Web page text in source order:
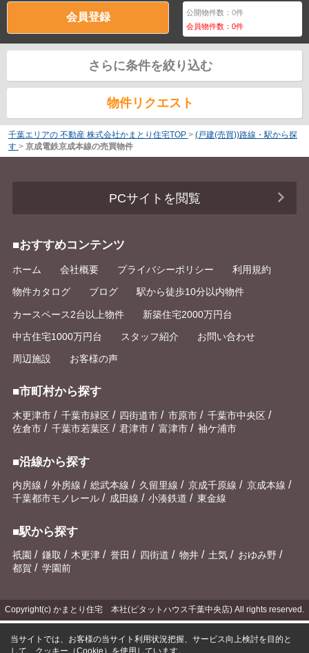
会員登録 公開物件数：0件
会員物件数：0件
さらに条件を絞り込む
物件リクエスト
千葉エリアの 不動産 株式会社かまとり住宅TOP > (戸建(売買))路線・駅から探
す > 京成電鉄京成本線の売買物件
PCサイトを閲覧
■おすすめコンテンツ
ホーム 会社概要 プライバシーポリシー 利用規約
物件カタログ ブログ 駅から徒歩10分以内物件
カースペース2台以上物件 新築住宅2000万円台
中古住宅1000万円台 スタッフ紹介 お問い合わせ
周辺施設 お客様の声
■市町村から探す
木更津市 / 千葉市緑区 / 四街道市 / 市原市 / 千葉市中央区 /
佐倉市 / 千葉市若葉区 / 君津市 / 富津市 / 袖ケ浦市
■沿線から探す
内房線 / 外房線 / 総武本線 / 久留里線 / 京成千原線 / 京成本線 /
千葉都市モノレール / 成田線 / 小湊鉄道 / 東金線
■駅から探す
祇園 / 鎌取 / 木更津 / 誉田 / 四街道 / 物井 / 土気 / おゆみ野 /
都賀 / 学園前
Copyright(c) かまとり住宅 本社(ピタットハウス千葉中央店) All rights reserved.
当サイトでは、お客様の当サイト利用状況把握、サービス向上検討を目的と
して、クッキー（Cookie）を使用しています。